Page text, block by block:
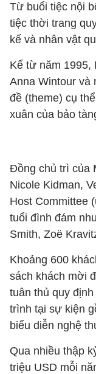
Từ buổi tiệc nội
tiệc thời trang
kế và nhân vật
Kể từ năm 1995,
Anna Wintour và
đề (theme) cụ
xuân của bảo
Đồng chủ trì của
Nicole Kidman,
Host Committee
tuổi đình đám
Smith, Zoë
Khoảng 600
sách khách mời
tuân thủ quy
trình tại sự kiện
biểu diễn nghệ
Qua nhiều thập
triệu USD mỗi